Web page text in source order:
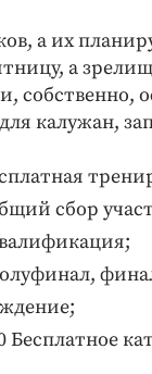
а их
а
собственно,
калужан,
сбор
Бесплатное